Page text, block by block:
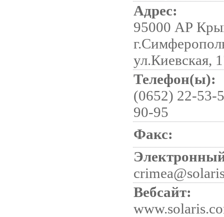
Адрес:
95000 АР
ул.Киевская,
Телефон(ы):
(0652) 22-53-
90-95
Факс:
Вебсайт: